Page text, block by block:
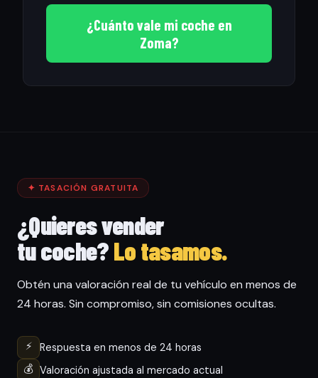
¿Cuánto vale mi coche en
Zoma?
✦ TASACIÓN GRATUITA
¿Quieres vender
tu coche?Lo tasamos.
Obtén una valoración real de tu vehículo en menos de
24 horas. Sin compromiso, sin comisiones ocultas.
⚡
Respuesta en menos de 24 horas
💰 Valoración ajustada al mercado actual